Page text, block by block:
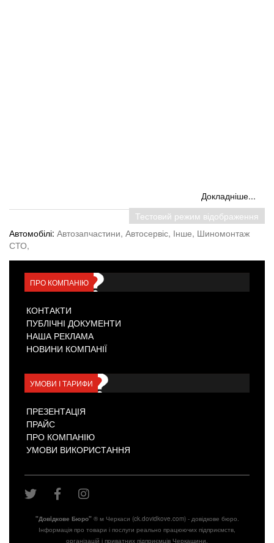
Докладніше...
Тестовий режим відображення
Автомобілі: Автозапчастини, Автосервіс, Інше, Шиномонтаж
СТО,
ПРО КОМПАНІЮ
КОНТАКТИ
ПУБЛІЧНІ ДОКУМЕНТИ
НАША РЕКЛАМА
НОВИНИ КОМПАНІЇ
УМОВИ І ТАРИФИ
ПРЕЗЕНТАЦІЯ
ПРАЙС
ПРО КОМПАНІЮ
УМОВИ ВИКОРИСТАННЯ
"Довiдкове Бюро"® м Черкаси (ck.dovidkove.com) - довідкове бюро.
Інформація про товари і послуги реально працюючих підприємств,
організацій і приватних підприємців Черкащини.